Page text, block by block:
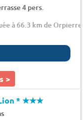
4 pers.
à 66.3 km de Orpierre
>
*★★★